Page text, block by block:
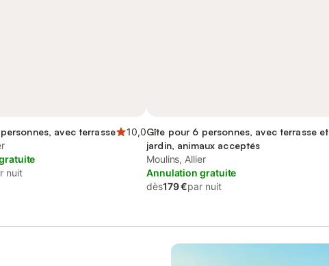
avec terrasse
10,0
nuit
Gîte pour 6 personnes, avec terrasse et
jardin, animaux acceptés
Moulins, Allier
Annulation gratuite
dès179 €par nuit